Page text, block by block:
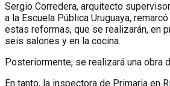
Sergio Corredera, arquitecto
a la Escuela Pública Uruguaya,
estas reformas, que se realizarán, en
seis salones y en la cocina.
Posteriormente, se realizará una obra
En tanto, la inspectora de Primaria en